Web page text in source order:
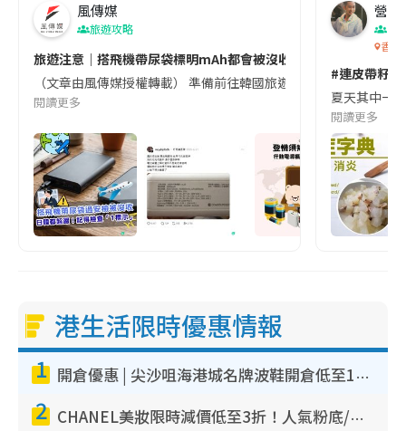
風傳媒
旅遊攻略
旅遊注意｜搭飛機帶尿袋標明mAh都會被沒收😱出發前切記檢查
（文章由風傳媒授權轉載） 準備前往韓國旅遊的民眾，近期要
閱讀更多
營養
香港
#連皮帶籽
夏天其中一
閱讀更多
港生活限時優惠情報
1 開倉優惠 | 尖沙咀海港城名牌波鞋開倉低至1折！On鞋$899起／Joy&Peace鞋履$98起
2 CHANEL美妝限時減價低至3折！人氣粉底/唇膏/精華液低至$275！COCO香水都有平